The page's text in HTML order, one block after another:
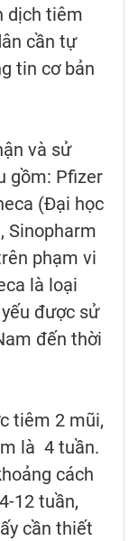
dịch tiêm
cần tự
tin cơ bản
và sử
gồm: Pfizer
(Đại học
Sinopharm
phạm vi
là loại
được sử
đến thời
tiêm 2 mũi,
là 4 tuần.
cách
12 tuần,
cần thiết